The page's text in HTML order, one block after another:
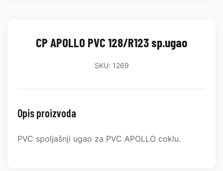
CP APOLLO PVC 128/R123 sp.ugao
SKU: 1269
Opis proizvoda
PVC spoljašnji ugao za PVC APOLLO coklu.